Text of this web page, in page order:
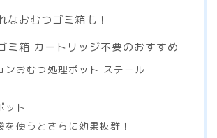
なおむつゴミ箱も！
ミ箱 カートリッジ不要のおすすめ
ンおむつ処理ポット ステール
ット
を使うとさらに効果抜群！